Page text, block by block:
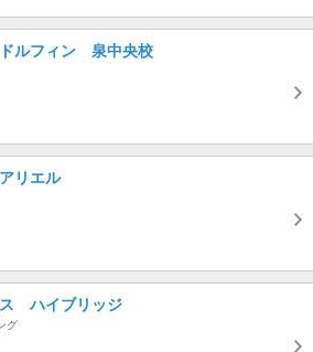
ルフィン 泉中央校
リエル
ハイブリッジ
グ